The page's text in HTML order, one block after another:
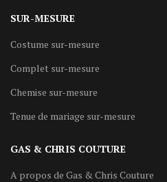
SUR-MESURE
Costume sur-mesure
Complet sur-mesure
Chemise sur-mesure
Tenue de mariage sur-mesure
GAS & CHRIS COUTURE
A propos de Gas & Chris Couture